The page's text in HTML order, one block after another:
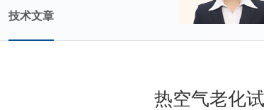
技术文章
热空气老化